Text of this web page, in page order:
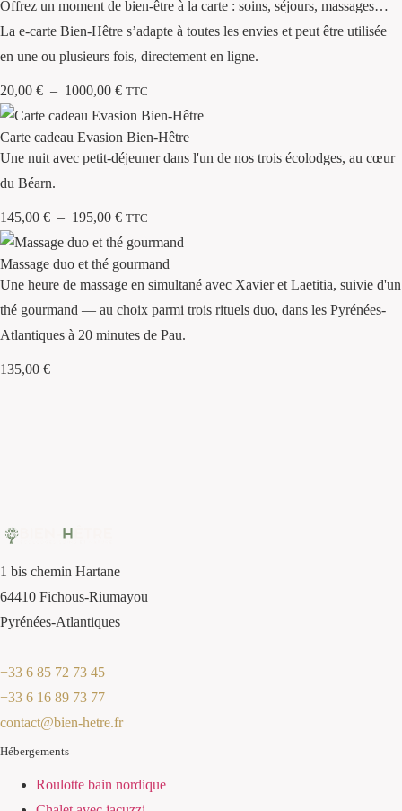
20,00 € – 1000,00 € TTC
145,00 € – 195,00 € TTC
135,00 €
1 bis chemin Hartane
64410 Fichous-Riumayou
Pyrénées-Atlantiques
+33 6 85 72 73 45
+33 6 16 89 73 77
contact@bien-hetre.fr
Hébergements
Roulotte bain nordique